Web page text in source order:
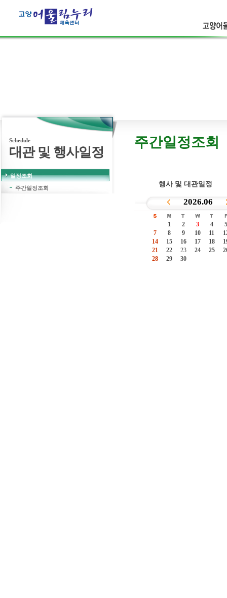
고양어
보다 더 큰행복은 없습니다.
주간일정조회
행사 및 대관일정
Schedule
대관 및 행사일정
일정조회
주간일정조회